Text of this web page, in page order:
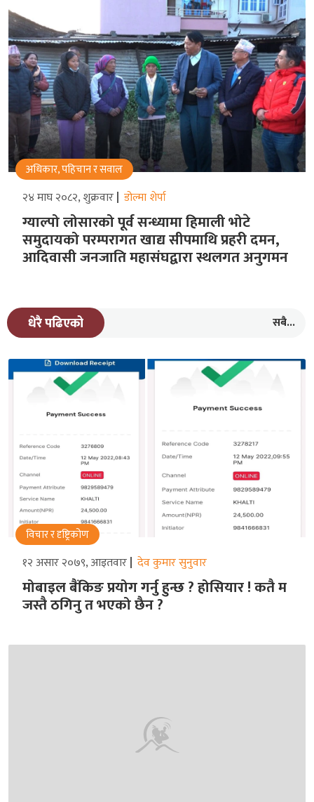
अधिकार, पहिचान र सवाल
२४ माघ २०८२, शुक्रवार डोल्मा शेर्पा
ग्याल्पो लोसारको पूर्व सन्ध्यामा हिमाली भोटे
समुदायको परम्परागत खाद्य सीपमाथि प्रहरी दमन,
आदिवासी जनजाति महासंघद्वारा स्थलगत अनुगमन
धेरै पढिएको सबै...
विचार र दृष्ट्रिकोण
१२ असार २०७९, आइतवार देव कुमार सुनुवार
मोबाइल बैंकिङ प्रयोग गर्नु हुन्छ ? होसियार ! कतै म
जस्तै ठगिनु त भएको छैन ?